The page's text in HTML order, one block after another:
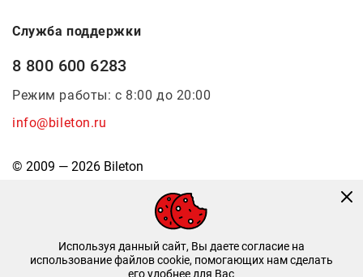
Служба поддержки
8 800 600 6283
Режим работы: с 8:00 до 20:00
info@bileton.ru
© 2009 — 2026 Bileton
Используя данный сайт, Вы даете согласие на
использование файлов cookie, помогающих нам сделать
его удобнее для Вас